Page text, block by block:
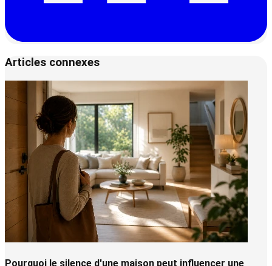
Articles connexes
Pourquoi le silence d'une maison peut influencer une